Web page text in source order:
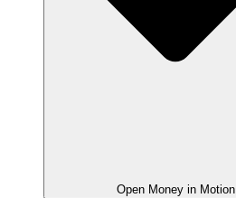
Open Money in Motion